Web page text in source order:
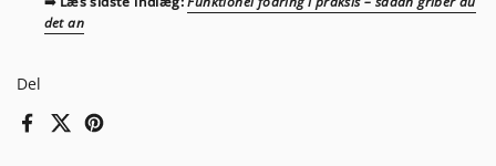
Del
FacebookX (Twitter)Pinterest
det an